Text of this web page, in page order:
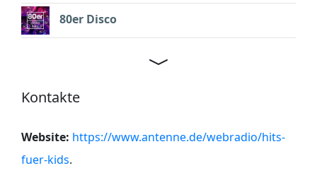
80er Disco
Kontakte
Website: https://www.antenne.de/webradio/hits-
fuer-kids.